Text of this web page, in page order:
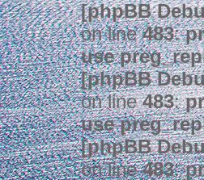
[phpBB
on line483:
use
[phpBB
on line483:
use
[phpBB
on line483: